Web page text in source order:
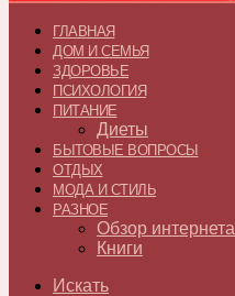
ГЛАВНАЯ
ДОМ И СЕМЬЯ
ЗДОРОВЬЕ
ПСИХОЛОГИЯ
ПИТАНИЕ
Диеты
БЫТОВЫЕ ВОПРОСЫ
ОТДЫХ
МОДА И СТИЛЬ
РАЗНОЕ
Обзор интернета
Книги
Искать